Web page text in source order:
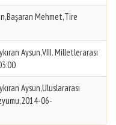
Mehmet,Tire
Aysun,VIII. Milletlerarası
Aysun,Uluslararası
06-